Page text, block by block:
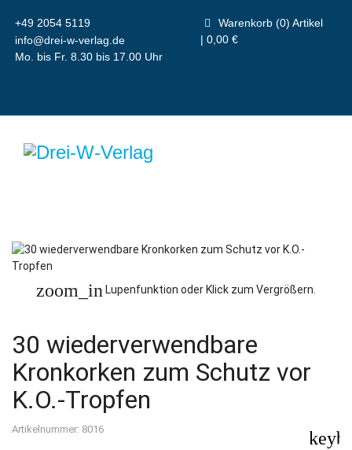
+49 2054 5119
info@drei-w-verlag.de
Mo. bis Fr. 8.30 bis 17.00 Uhr
Warenkorb (0) Artikel
| 0,00 €
zoom_in Lupenfunktion oder Klick zum Vergrößern.
30 wiederverwendbare
Kronkorken zum Schutz vor
K.O.-Tropfen
Artikelnummer: 8016